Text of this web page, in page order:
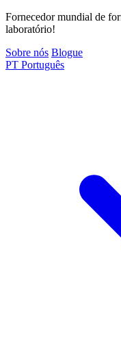
Fornecedor mundial de
laboratório!
Sobre nós Blogue
PT Português